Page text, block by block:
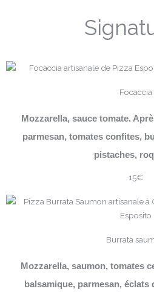
Focaccia
Mozzarella, sauce tomate.
parmesan, tomates confites,
pistaches,
15€
Burrata
Mozzarella, saumon, tomates
balsamique, parmesan, éclats